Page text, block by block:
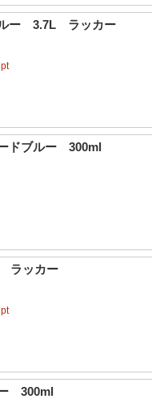
ー 3.7L ラッカー
ドブルー 300ml
ッカー
300ml